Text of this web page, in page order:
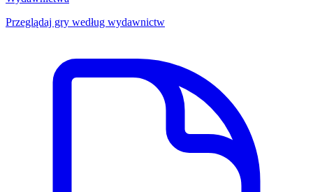
Przeglądaj gry według wydawnictw